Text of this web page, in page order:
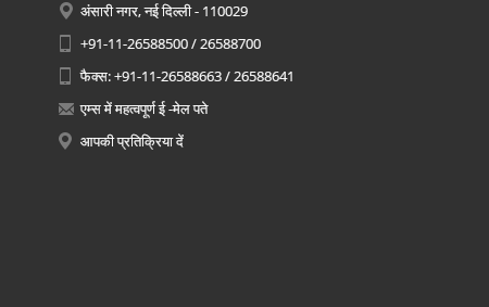
अंसारी नगर, नई दिल्ली - 110029
+91-11-26588500 / 26588700
फैक्स: +91-11-26588663 / 26588641
एम्स में महत्वपूर्ण ई -मेल पते
आपकी प्रतिक्रिया दें